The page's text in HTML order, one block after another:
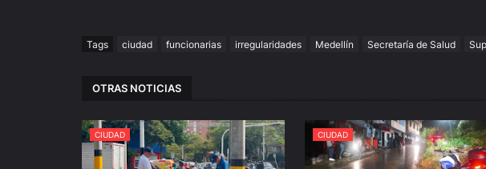
Tags ciudad funcionarias irregularidades Medellín Secretaría de Salud
OTRAS NOTICIAS
CIUDAD CIUDAD